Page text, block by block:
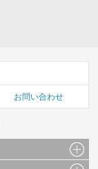
お問い合わせ